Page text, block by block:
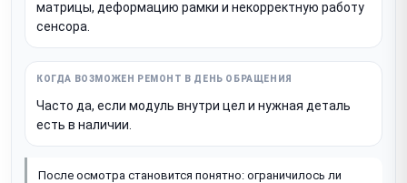
матрицы, деформацию рамки и некорректную работу
сенсора.
Часто да, если модуль внутри цел и нужная деталь
есть в наличии.
После осмотра становится понятно: ограничилось ли